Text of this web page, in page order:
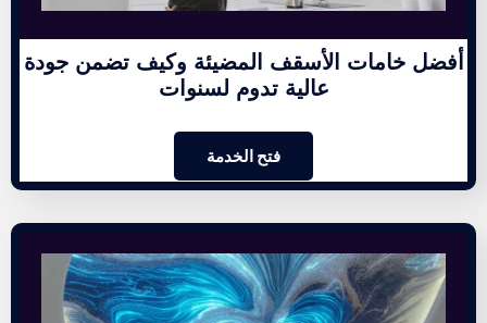
أفضل خامات الأسقف المضيئة وكيف تضمن جودة
عالية تدوم لسنوات
فتح الخدمة